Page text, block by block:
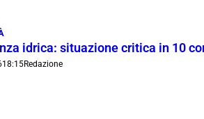
idrica: situazione critica in 10
18:15Redazione